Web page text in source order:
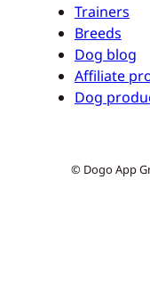
Trainers
Breeds
Dog blog
Affiliate
Dog
© Dogo App